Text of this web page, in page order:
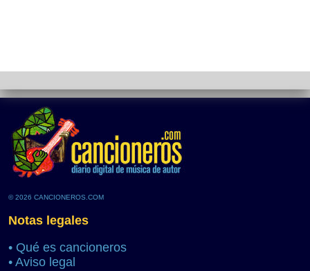
© 2026 CANCIONEROS.COM
Notas legales
• Qué es cancioneros
• Aviso legal